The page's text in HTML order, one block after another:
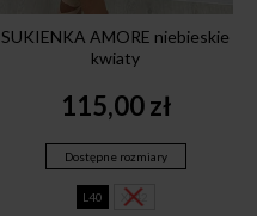
SUKIENKA AMORE niebieskie
kwiaty
115,00zł
Dostępne rozmiary
L40 XL42